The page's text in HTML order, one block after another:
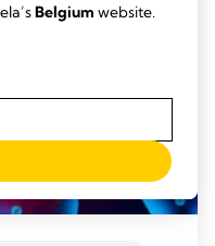
Belgium website.